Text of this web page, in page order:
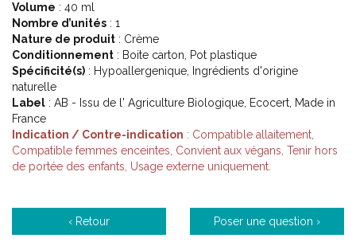
Volume : 40 ml
Nombre d’unités : 1
Nature de produit : Crème
Conditionnement : Boite carton, Pot plastique
Spécificité(s) : Hypoallergenique, Ingrédients d'origine
naturelle
Label : AB - Issu de l' Agriculture Biologique, Ecocert, Made in
France
Indication / Contre-indication : Compatible allaitement,
Compatible femmes enceintes, Convient aux végans, Tenir hors
de portée des enfants, Usage externe uniquement.
‹ Retour Poser une question ›